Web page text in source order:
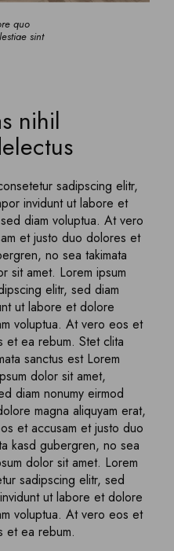
quo
sint
nihil
sadipscing elitr,
invidunt ut labore et
diam voluptua. At vero
et justo duo dolores et
no sea takimata
sit amet. Lorem ipsum
elitr, sed diam
ut labore et dolore
voluptua. At vero eos et
et ea rebum. Stet clita
sanctus est Lorem
dolor sit amet,
diam nonumy eirmod
magna aliquyam erat,
et accusam et justo duo
kasd gubergren, no sea
dolor sit amet. Lorem
sadipscing elitr, sed
ut labore et dolore
voluptua. At vero eos et
et ea rebum.